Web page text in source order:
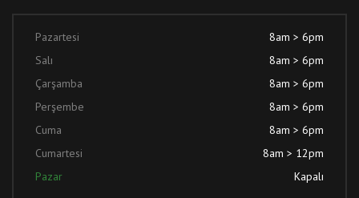
Pazartesi
8am > 6pm
Salı
8am > 6pm
Çarşamba
8am > 6pm
Perşembe
8am > 6pm
Cuma
8am > 6pm
Cumartesi
8am > 12pm
Pazar
Kapalı